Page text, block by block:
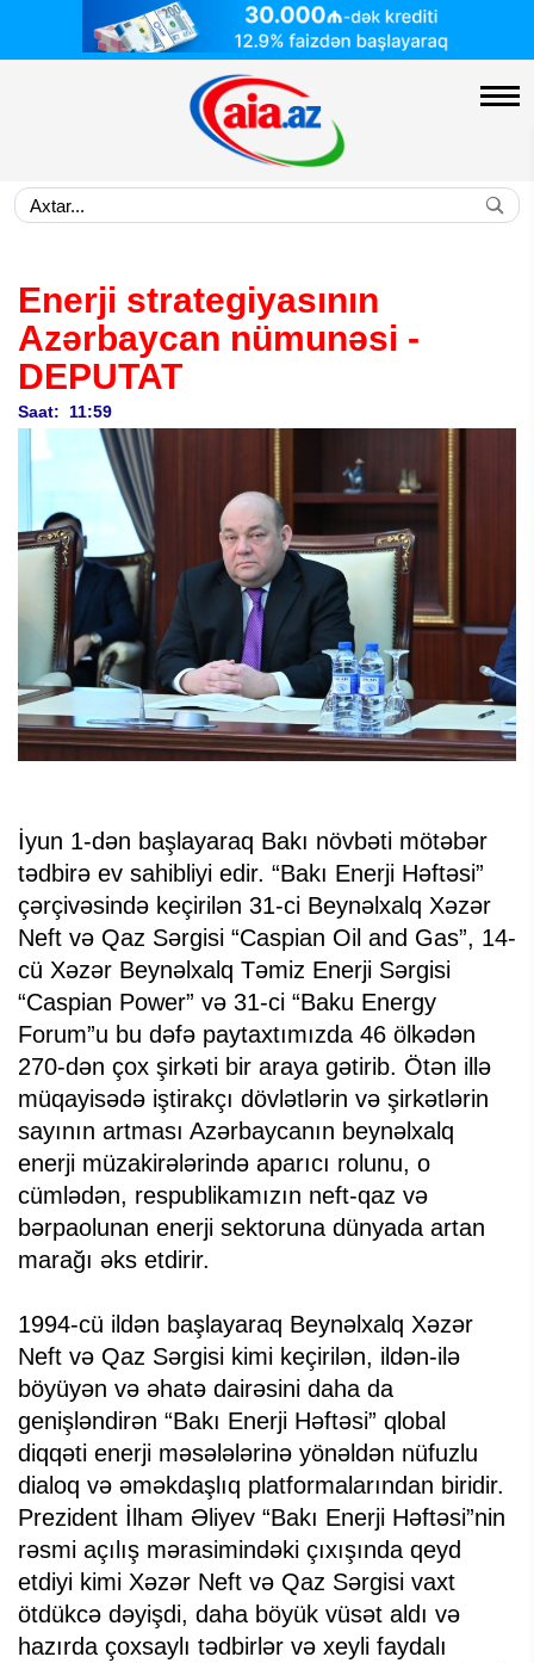
Enerji strategiyasının
Azərbaycan nümunəsi -
DEPUTAT
Saat: 11:59
İyun 1-dən başlayaraq Bakı növbəti mötəbər
tədbirə ev sahibliyi edir. “Bakı Enerji Həftəsi”
çərçivəsində keçirilən 31-ci Beynəlxalq Xəzər
Neft və Qaz Sərgisi “Caspian Oil and Gas”, 14-
cü Xəzər Beynəlxalq Təmiz Enerji Sərgisi
“Caspian Power” və 31-ci “Baku Energy
Forum”u bu dəfə paytaxtımızda 46 ölkədən
270-dən çox şirkəti bir araya gətirib. Ötən illə
müqayisədə iştirakçı dövlətlərin və şirkətlərin
sayının artması Azərbaycanın beynəlxalq
enerji müzakirələrində aparıcı rolunu, o
cümlədən, respublikamızın neft-qaz və
bərpaolunan enerji sektoruna dünyada artan
marağı əks etdirir.
1994-cü ildən başlayaraq Beynəlxalq Xəzər
Neft və Qaz Sərgisi kimi keçirilən, ildən-ilə
böyüyən və əhatə dairəsini daha da
genişləndirən “Bakı Enerji Həftəsi” qlobal
diqqəti enerji məsələlərinə yönəldən nüfuzlu
dialoq və əməkdaşlıq platformalarından biridir.
Prezident İlham Əliyev “Bakı Enerji Həftəsi”nin
rəsmi açılış mərasimindəki çıxışında qeyd
etdiyi kimi Xəzər Neft və Qaz Sərgisi vaxt
ötdükcə dəyişdi, daha böyük vüsət aldı və
hazırda çoxsaylı tədbirlər və xeyli faydalı